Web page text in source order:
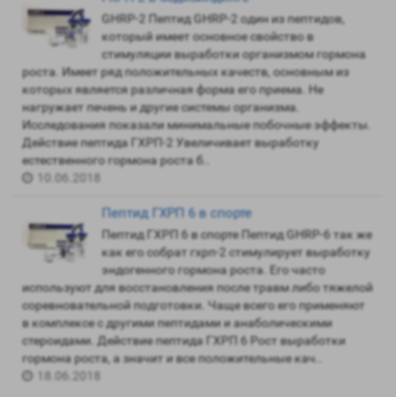
GHRP-2 Пептид GHRP-2 один из пептидов,
который имеет основное свойство в
стимуляции выработки организмом гормона
роста. Имеет ряд положительных качеств, основным из
которых является различная форма его приема. Не
нагружает печень и другие системы организма.
Исследования показали минимальные побочные эффекты.
Действие пептида ГХРП-2 Увеличивает выработку
естественного гормона роста б..
10.06.2018
Пептид ГХРП 6 в спорте
Пептид ГХРП 6 в спорте Пептид GHRP-6 так же
как его собрат гхрп-2 стимулирует выработку
эндогенного гормона роста. Его часто
используют для восстановления после травм либо тяжелой
соревновательной подготовки. Чаще всего его применяют
в комплексе с другими пептидами и анаболическими
стероидами. Действие пептида ГХРП 6 Рост выработки
гормона роста, а значит и все положительные кач..
18.06.2018